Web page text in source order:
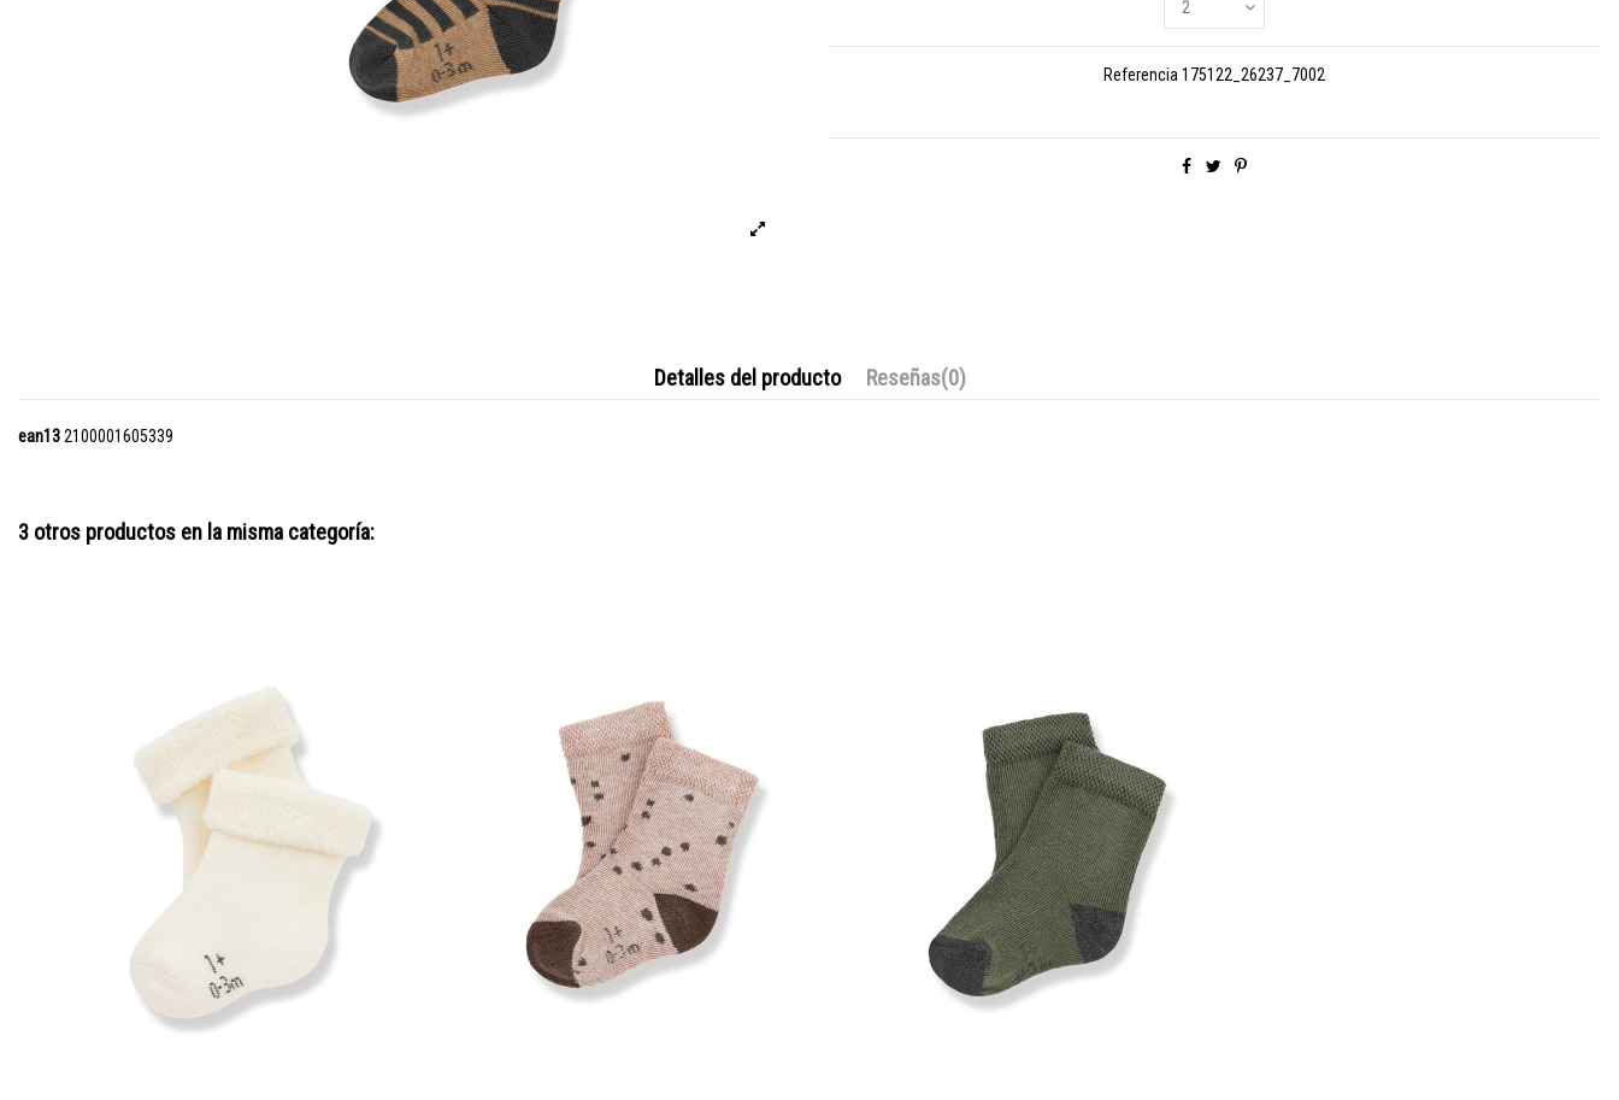
Referencia 175122_26237_7002
Detalles del producto Reseñas(0)
ean132100001605339
3 otros productos en la misma categoría: